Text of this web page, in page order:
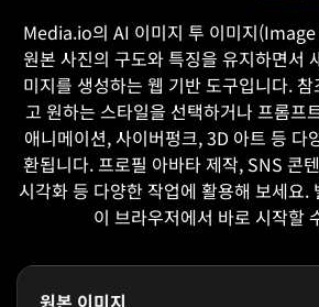
Media.io의 AI 이미지 투 이미지
원본 사진의 구도와 특징을 유지하면서
미지를 생성하는 웹 기반 도구입니다.
고 원하는 스타일을 선택하거나 프롬프
애니메이션, 사이버펑크, 3D 아트 등 다
환됩니다. 프로필 아바타 제작, SNS 콘
시각화 등 다양한 작업에 활용해 보세요.
이 브라우저에서 바로 시작할
원본 이미지